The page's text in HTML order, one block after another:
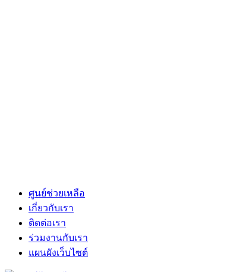
ศูนย์ช่วยเหลือ
เกี่ยวกับเรา
ติดต่อเรา
ร่วมงานกับเรา
แผนผังเว็บไซต์